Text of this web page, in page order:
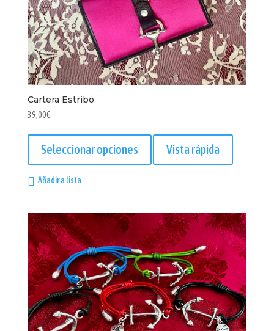
Cartera Estribo
39,00€
Seleccionar opciones
tiene
opciones
se
pueden
elegir
en
la
página
de
producto
Vista rápida
Añadir a lista